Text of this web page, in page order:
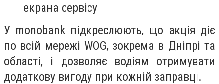
екрана сервісу
У monobank підкреслюють, що акція діє
по всій мережі WOG, зокрема в Дніпрі та
області, і дозволяє водіям отримувати
додаткову вигоду при кожній заправці.